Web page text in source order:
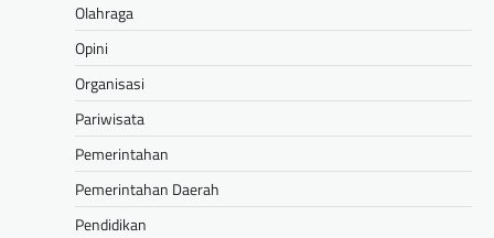
Olahraga
Opini
Organisasi
Pariwisata
Pemerintahan
Pemerintahan Daerah
Pendidikan